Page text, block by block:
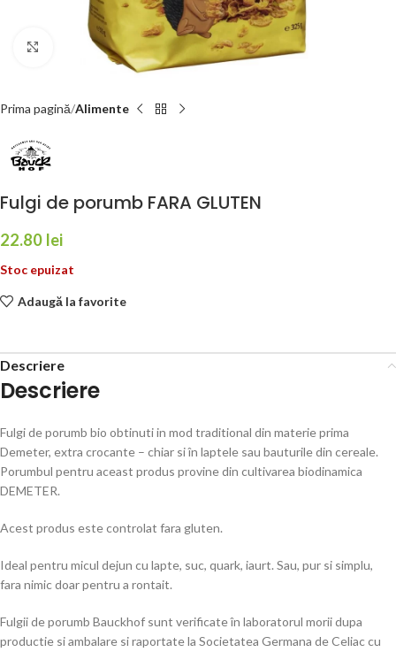
Faceți click pentru a mări
Prima pagină Alimente
Fulgi de porumb FARA GLUTEN
22.80 lei
Stoc epuizat
Adaugă la favorite
Descriere
Descriere
Fulgi de porumb bio obtinuti in mod traditional din materie prima
Demeter, extra crocante – chiar si în laptele sau bauturile din cereale.
Porumbul pentru aceast produs provine din cultivarea biodinamica
DEMETER.
Acest produs este controlat fara gluten.
Ideal pentru micul dejun cu lapte, suc, quark, iaurt. Sau, pur si simplu,
fara nimic doar pentru a rontait.
Fulgii de porumb Bauckhof sunt verificate în laboratorul morii dupa
productie si ambalare si raportate la Societatea Germana de Celiac cu